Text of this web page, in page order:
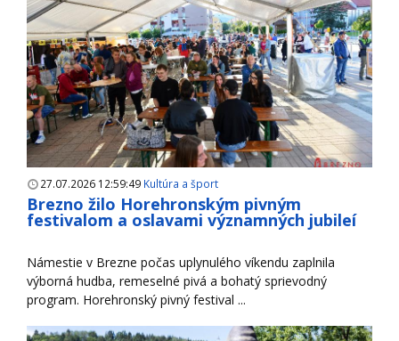
27.07.2026 12:59:49 Kultúra a šport
Brezno žilo Horehronským pivným
festivalom a oslavami významných jubileí
Námestie v Brezne počas uplynulého víkendu zaplnila
výborná hudba, remeselné pivá a bohatý sprievodný
program. Horehronský pivný festival ...